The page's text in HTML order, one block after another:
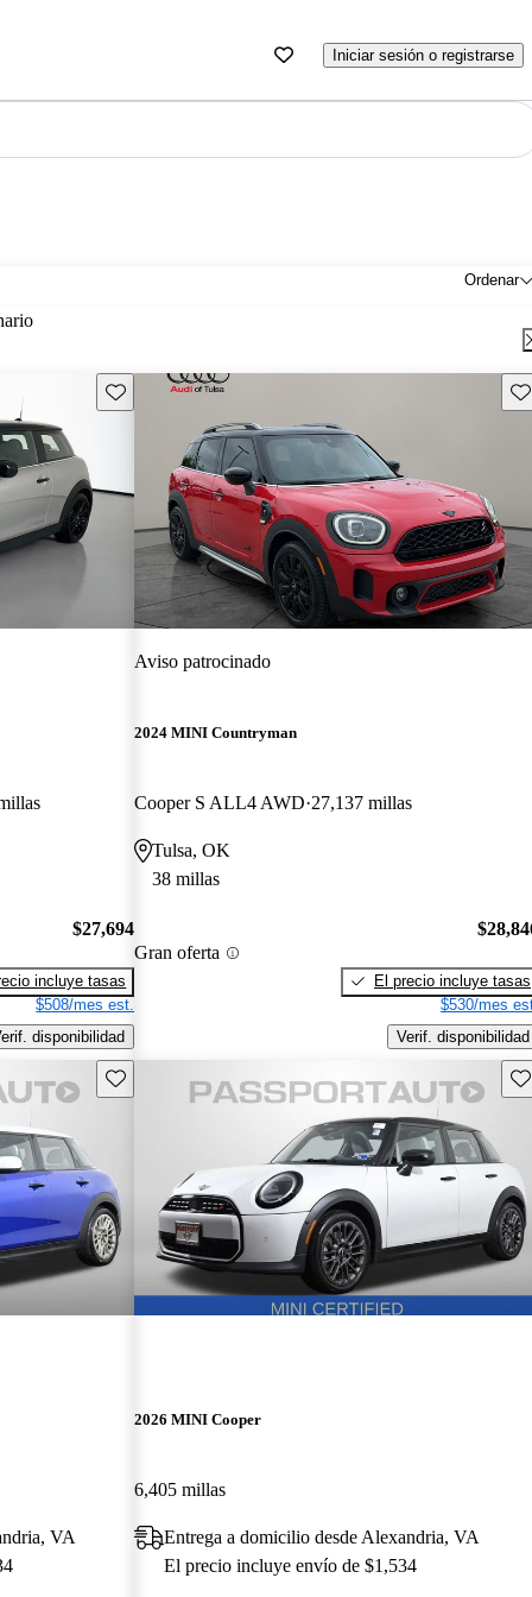
Iniciar sesión o registrarse
Ordenar
Guarda este Aviso
$27,694
incluye tasas
$508/mes est.
disponibilidad
Aviso patrocinado
2024 MINI Countryman
Cooper S ALL4 AWD 27,137 millas
Tulsa, OK
38 millas
Gran oferta
El precio incluye tasas
$530/mes
Verif. disponibilidad
Guarda este Aviso
VA
2026 MINI Cooper
6,405 millas
Entrega a domicilio desde Alexandria, VA
El precio incluye envío de $1,534